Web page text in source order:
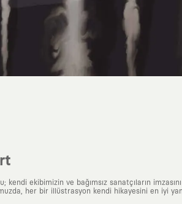
kendi ekibimizin ve bağımsız sanatçıların
her bir illüstrasyon kendi hikayesini en iyi